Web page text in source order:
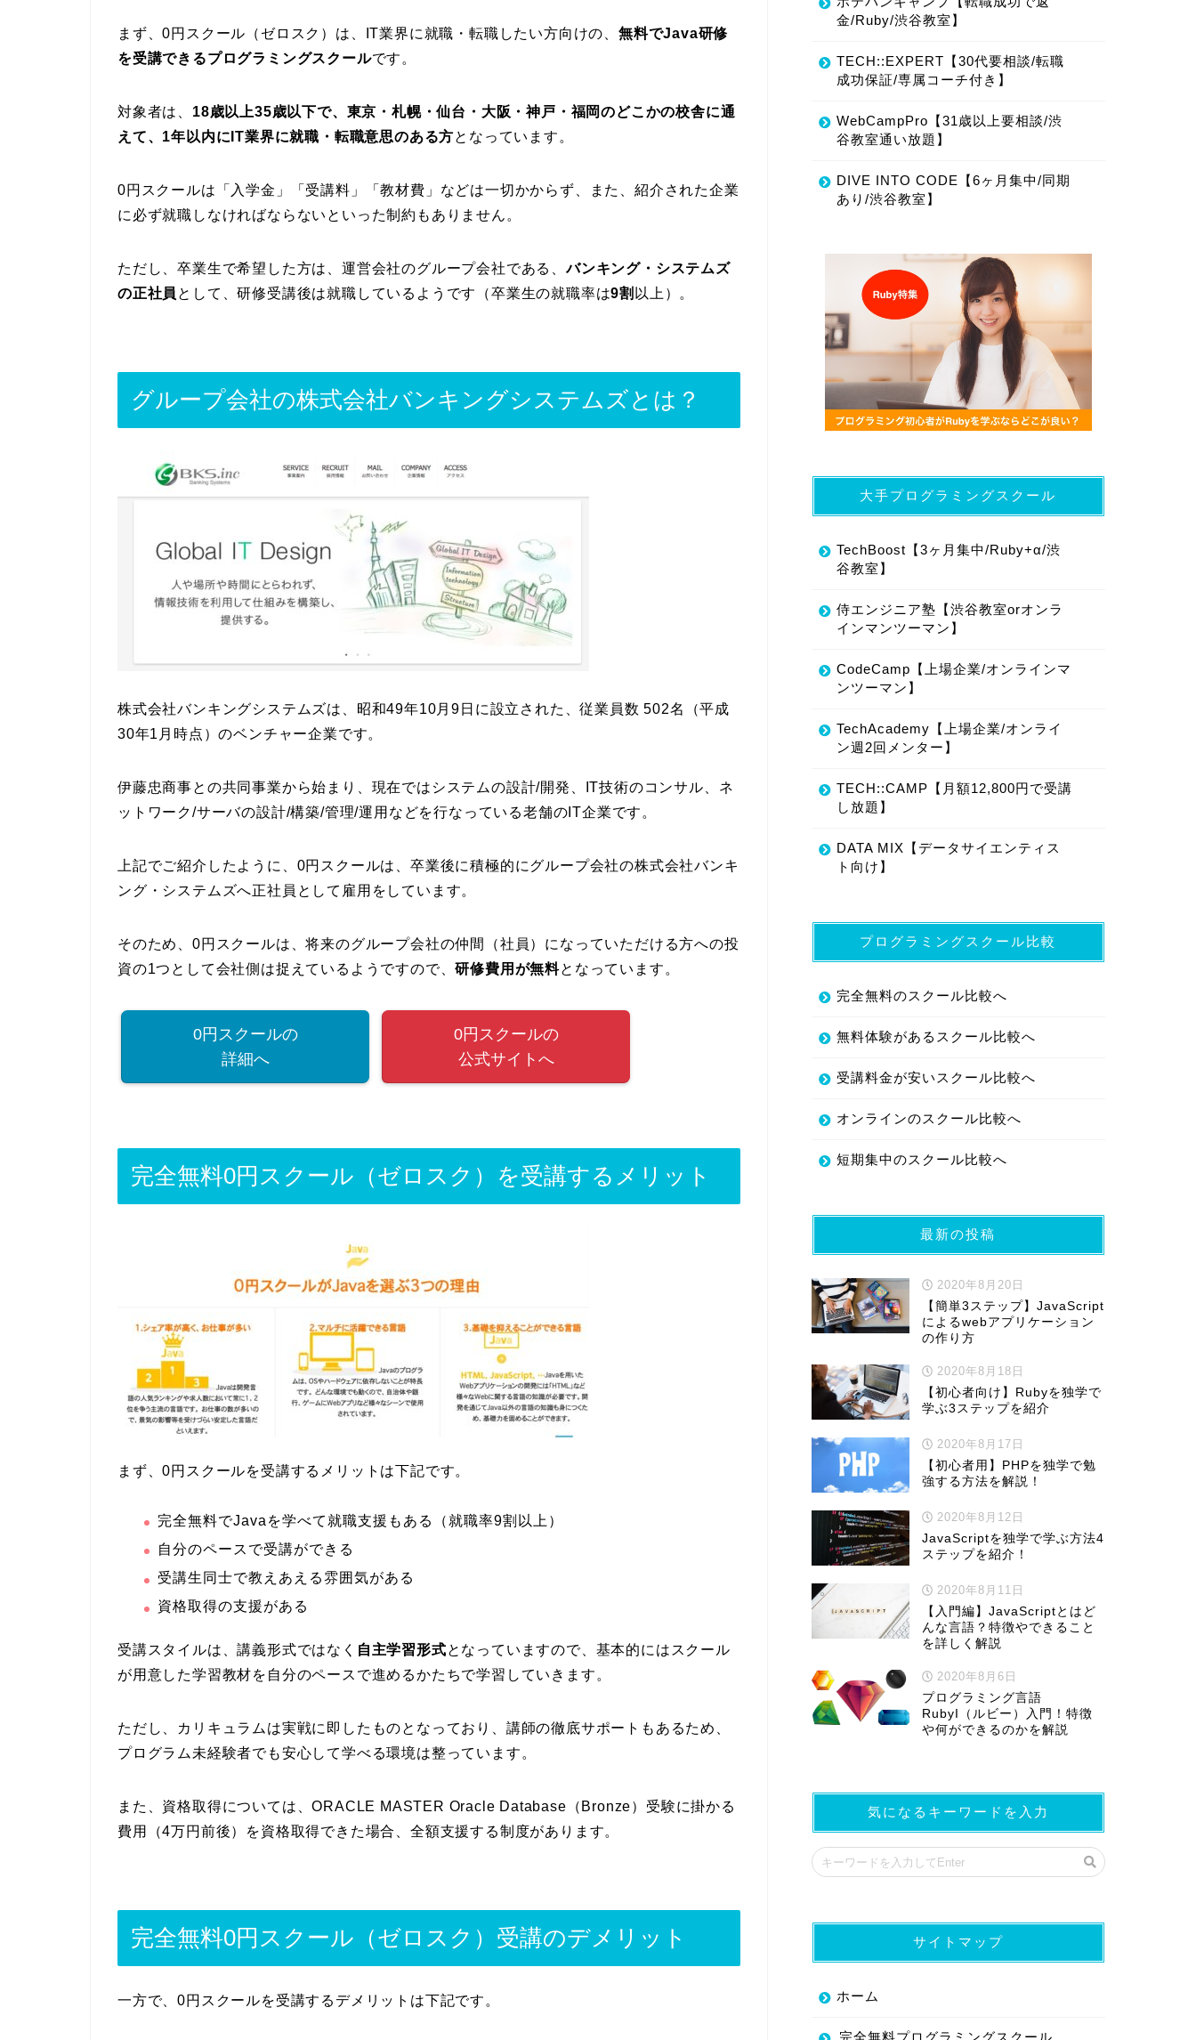
まず、0円スクール（ゼロスク）は、IT業界に就職・転職したい方向けの、 無料でJava研修
を受講できるプログラミングスクールです。
対象者は、 18歳以上35歳以下で、東京・札幌・仙台・大阪・神戸・福岡のどこかの校舎に通
えて、1年以内にIT業界に就職・転職意思のある方となっています。
0円スクールは「入学金」「受講料」「教材費」などは一切かからず、また、紹介された企業
に必ず就職しなければならないといった制約もありません。
ただし、卒業生で希望した方は、運営会社のグループ会社である、バンキング・システムズ
の正社員 として、研修受講後は就職しているようです（卒業生の就職率は9割 以上）。
グループ会社の株式会社バンキングシステムズとは？
株式会社バンキングシステムズは、昭和49年10月9日に設立された、従業員数 502名（平成
30年1月時点）のベンチャー企業です。
伊藤忠商事との共同事業から始まり、現在ではシステムの設計/開発、IT技術のコンサル、ネ
ットワーク/サーバの設計/構築/管理/運用などを行なっている老舗のIT企業です。
上記でご紹介したように、0円スクールは、卒業後に積極的にグループ会社の株式会社バンキ
ング・システムズへ正社員として雇用をしています。
そのため、0円スクールは、将来のグループ会社の仲間（社員）になっていただける方への投
資の1つとして会社側は捉えているようですので、研修費用が無料となっています。
0円スクールの
詳細へ
0円スクールの
公式サイトへ
完全無料0円スクール（ゼロスク）を受講するメリット
まず、0円スクールを受講するメリットは下記です。
完全無料でJavaを学べて就職支援もある（就職率9割以上）
自分のペースで受講ができる
受講生同士で教えあえる雰囲気がある
資格取得の支援がある
受講スタイルは、講義形式ではなく 自主学習形式となっていますので、基本的にはスクール
が用意した学習教材を自分のペースで進めるかたちで学習していきます。
ただし、カリキュラムは実戦に即したものとなっており、講師の徹底サポートもあるため、
プログラム未経験者でも安心して学べる環境は整っています。
また、資格取得については、ORACLE MASTER Oracle Database（Bronze）受験に掛かる
費用（4万円前後）を資格取得できた場合、全額支援する制度があります。
完全無料0円スクール（ゼロスク）受講のデメリット
一方で、0円スクールを受講するデメリットは下記です。
金/Ruby/渋谷教室】
TECH::EXPERT【30代要相談/転職
成功保証/専属コーチ付き】
WebCampPro【31歳以上要相談/渋
谷教室通い放題】
DIVE INTO CODE【6ヶ月集中/同期
あり/渋谷教室】
大手プログラミングスクール
TechBoost【3ヶ月集中/Ruby+α/渋
谷教室】
侍エンジニア塾【渋谷教室orオンラ
インマンツーマン】
CodeCamp【上場企業/オンラインマ
ンツーマン】
TechAcademy【上場企業/オンライ
ン週2回メンター】
TECH::CAMP【月額12,800円で受講
し放題】
DATA MIX【データサイエンティス
ト向け】
プログラミングスクール比較
完全無料のスクール比較へ
無料体験があるスクール比較へ
受講料金が安いスクール比較へ
オンラインのスクール比較へ
短期集中のスクール比較へ
最新の投稿
2020年8月20日
【簡単3ステップ】JavaScript
によるwebアプリケーション
の作り方
2020年8月18日
【初心者向け】Rubyを独学で
学ぶ3ステップを紹介
2020年8月17日
【初心者用】PHPを独学で勉
強する方法を解説！
2020年8月12日
JavaScriptを独学で学ぶ方法4
ステップを紹介！
2020年8月11日
【入門編】JavaScriptとはど
んな言語？特徴やできること
を詳しく解説
2020年8月6日
プログラミング言語
RubyI（ルビー）入門！特徴
や何ができるのかを解説
気になるキーワードを入力
サイトマップ
ホーム